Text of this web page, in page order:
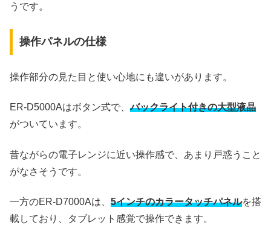
うです。
操作パネルの仕様
操作部分の見た目と使い心地にも違いがあります。
ER-D5000Aはボタン式で、バックライト付きの大型液晶
がついています。
昔ながらの電子レンジに近い操作感で、あまり戸惑うこと
がなさそうです。
一方のER-D7000Aは、 5インチのカラータッチパネルを搭
載しており、タブレット感覚で操作できます。